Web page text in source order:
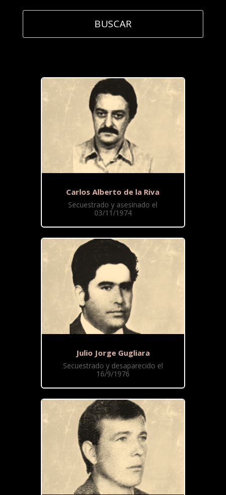
Carlos Alberto de la Riva
Secuestrado y asesinado el
03/11/1974
Julio Jorge Gugliara
Secuestrado y desaparecido el
16/9/1976